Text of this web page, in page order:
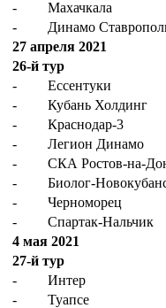
- Махачкала
-
Динамо
27 апреля 2021
26-й тур
-
Ессентуки
-
Кубань Холдинг
-
Краснодар-3
-
Легион Динамо
-
СКА Ростов-на-
-
Биолог-
-
Черноморец
-
Спартак-Нальчик
4 мая 2021
27-й тур
-
Интер
-
Туапсе